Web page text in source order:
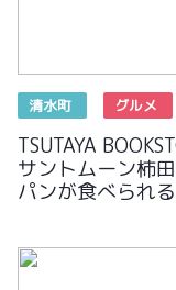
清水町 グルメ
TSUTAYA
サントムーン柿
パンが食べられ